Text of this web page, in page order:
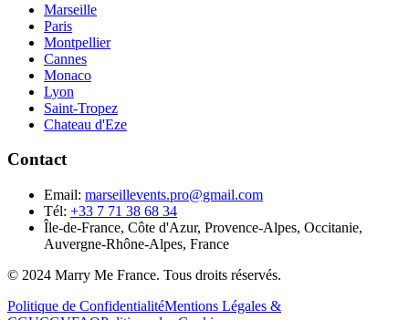
Marseille
Paris
Montpellier
Cannes
Monaco
Lyon
Saint-Tropez
Chateau d'Eze
Contact
Email: marseillevents.pro@gmail.com
Tél: +33 7 71 38 68 34
Île-de-France, Côte d'Azur, Provence-Alpes, Occitanie,
Auvergne-Rhône-Alpes, France
© 2024 Marry Me France. Tous droits réservés.
Politique de ConfidentialitéMentions Légales &